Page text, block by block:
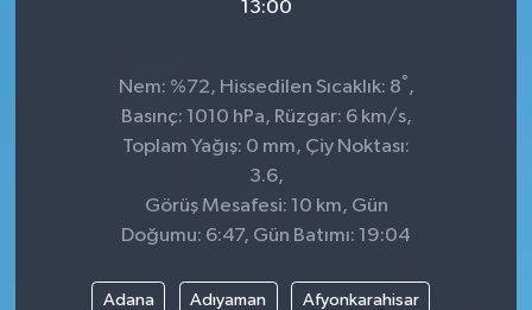
13:00
Nem: %72, Hissedilen Sıcaklık: 8° ,
Basınç: 1010 hPa, Rüzgar: 6 km/s,
Toplam Yağış: 0 mm, Çiy Noktası:
3.6,
Görüş Mesafesi: 10 km, Gün
Doğumu: 6:47, Gün Batımı: 19:04
Adana Adıyaman Afyonkarahisar